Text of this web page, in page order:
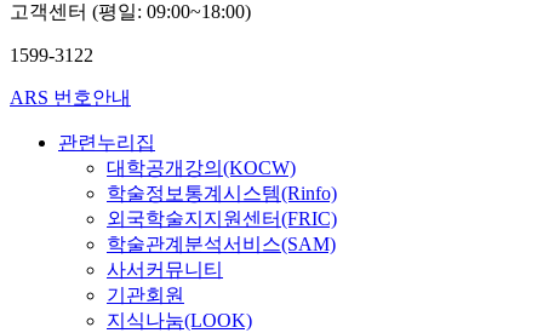
고객센터 (평일: 09:00~18:00)
1599-3122
ARS 번호안내
관련누리집
대학공개강의(KOCW)
학술정보통계시스템(Rinfo)
외국학술지지원센터(FRIC)
학술관계분석서비스(SAM)
사서커뮤니티
기관회원
지식나눔(LOOK)